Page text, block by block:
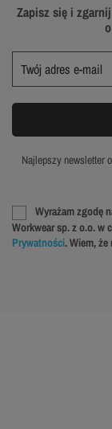
Zapisz się i
Najlepszy newsletter
Wyrażam zgodę
Workwear sp. z o.o. w
Prywatności. Wiem,